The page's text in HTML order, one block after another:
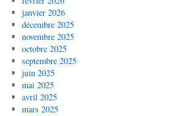
janvier 2026
décembre 2025
novembre 2025
octobre 2025
septembre 2025
juin 2025
mai 2025
avril 2025
mars 2025